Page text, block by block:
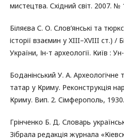
мистецтва. Східний світ. 2007. №
Біляєва С. О. Слов’янські та
історії взаємин у XIII–XVIII ст.) /
України, Ін-т археології. Київ :
Боданінський У. А. Археологічне
татар у Криму. Реконструкція
Криму. Вип. 2. Сімферополь,
Грінченко Б. Д. Словарь
Зібрала редакція журнала